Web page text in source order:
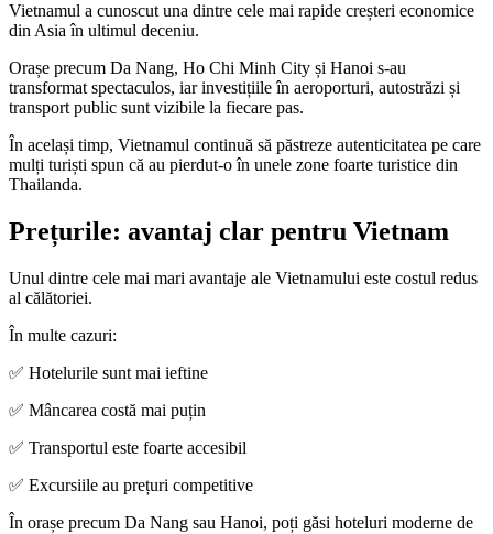
Vietnamul a cunoscut una dintre cele mai rapide creșteri economice
din Asia în ultimul deceniu.
Orașe precum Da Nang, Ho Chi Minh City și Hanoi s-au
transformat spectaculos, iar investițiile în aeroporturi, autostrăzi și
transport public sunt vizibile la fiecare pas.
În același timp, Vietnamul continuă să păstreze autenticitatea pe care
mulți turiști spun că au pierdut-o în unele zone foarte turistice din
Thailanda.
Prețurile: avantaj clar pentru Vietnam
Unul dintre cele mai mari avantaje ale Vietnamului este costul redus
al călătoriei.
În multe cazuri:
✅ Hotelurile sunt mai ieftine
✅ Mâncarea costă mai puțin
✅ Transportul este foarte accesibil
✅ Excursiile au prețuri competitive
În orașe precum Da Nang sau Hanoi, poți găsi hoteluri moderne de